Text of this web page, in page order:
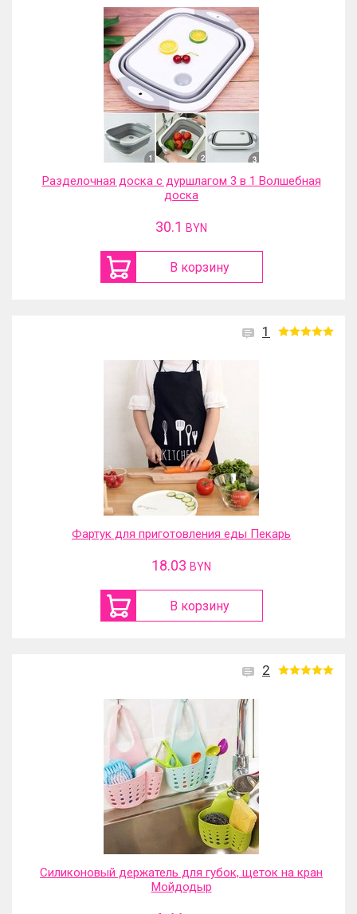
Разделочная доска с дуршлагом 3 в 1 Волшебная
доска
30.1 BYN
В корзину
1
Фартук для приготовления еды Пекарь
18.03 BYN
В корзину
2
Силиконовый держатель для губок, щеток на кран
Мойдодыр